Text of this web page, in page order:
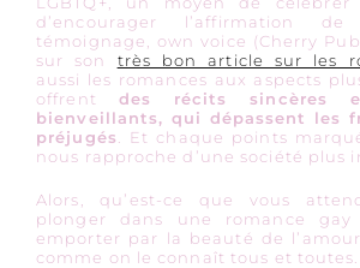
d’encourager l’affirmation
témoignage, own voice (Cherry
sur son très bon article sur les
aussi les romances aux aspects
offrent des récits sincères
bienveillants, qui dépassent les
préjugés
. Et chaque points
nous rapproche d’une société plus
Alors, qu’est-ce que vous
plonger dans une romance gay
emporter par la beauté de
comme on le connaît tous et toutes.